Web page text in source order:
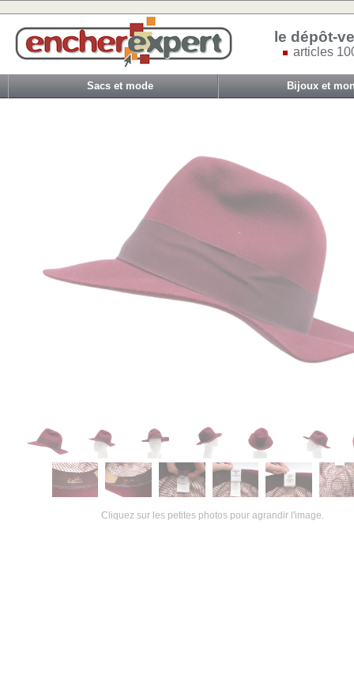
le dépôt-
articles
Sacs et mode Bijoux et
Cliquez sur les petites photos pour agrandir l'image.